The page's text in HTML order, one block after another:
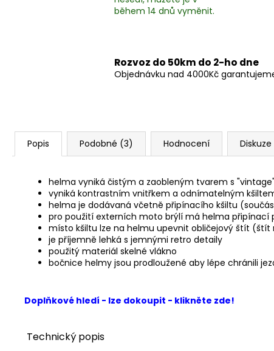
během 14 dnů vyměnit.
Rozvoz do 50km do 2-ho dne
Objednávku nad 4000Kč
Popis Podobné (3) Hodnocení Diskuze
helma vyniká čistým a zaobleným tvarem s
vyniká kontrastním vnitřkem a odnímatelným
helma je dodávaná včetně připínacího kšiltu
pro použití externích moto brýlí má helma připínací
místo kšiltu lze na helmu upevnit obličejový štít
je příjemně lehká s jemnými retro detaily
použitý materiál skelné vlákno
bočnice helmy jsou prodloužené aby lépe chránili
Doplňkové hledí - lze dokoupit - klikněte zde!
Technický popis